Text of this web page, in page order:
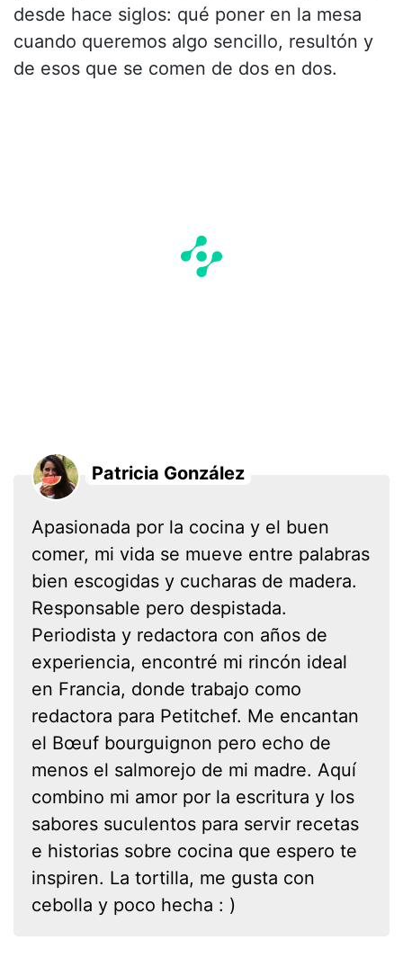
desde hace siglos: qué poner en la mesa
cuando queremos algo sencillo, resultón y
de esos que se comen de dos en dos.
Patricia González
Apasionada por la cocina y el buen
comer, mi vida se mueve entre palabras
bien escogidas y cucharas de madera.
Responsable pero despistada.
Periodista y redactora con años de
experiencia, encontré mi rincón ideal
en Francia, donde trabajo como
redactora para Petitchef. Me encantan
el Bœuf bourguignon pero echo de
menos el salmorejo de mi madre. Aquí
combino mi amor por la escritura y los
sabores suculentos para servir recetas
e historias sobre cocina que espero te
inspiren. La tortilla, me gusta con
cebolla y poco hecha : )